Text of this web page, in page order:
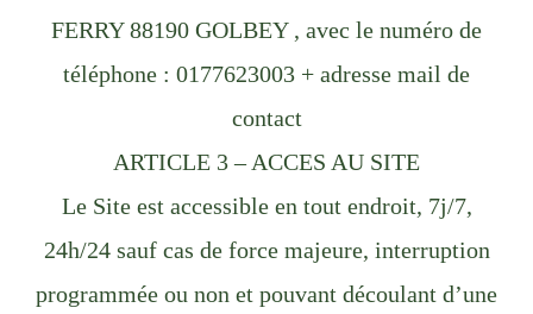
FERRY 88190 GOLBEY , avec le numéro de
téléphone : 0177623003 + adresse mail de
contact
ARTICLE 3 – ACCES AU SITE
Le Site est accessible en tout endroit, 7j/7,
24h/24 sauf cas de force majeure, interruption
programmée ou non et pouvant découlant d’une